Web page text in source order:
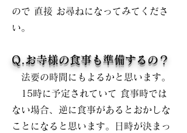
ので 直接 お尋ねになってみてくださ
い。
Q.お寺様の食事も準備するの？
法要の時間にもよるかと思います。
15時に予定されていて 食事時では
ない場合、逆に食事があるとおかしな
ことになると思います。日時が決まっ